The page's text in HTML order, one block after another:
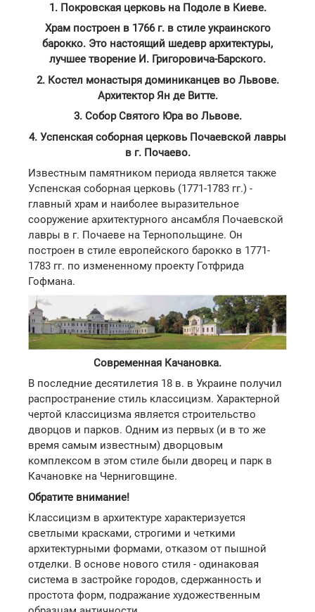
1. Покровская церковь на Подоле в Киеве.
Храм построен в 1766 г. в стиле украинского
барокко. Это настоящий шедевр архитектуры,
лучшее творение И. Григоровича-Барского.
2. Костел монастыря доминиканцев во Львове.
Архитектор Ян де Витте.
3. Собор Святого Юра во Львове.
4. Успенская соборная церковь Почаевской лавры
в г. Почаево.
Известным памятником периода является также
Успенская соборная церковь (1771-1783 гг.) -
главный храм и наиболее выразительное
сооружение архитектурного ансамбля Почаевской
лавры в г. Почаеве на Тернопольщине. Он
построен в стиле европейского барокко в 1771-
1783 гг. по измененному проекту Готфрида
Гофмана.
Современная Качановка.
В последние десятилетия 18 в. в Украине получил
распространение стиль классицизм. Характерной
чертой классицизма является строительство
дворцов и парков. Одним из первых (и в то же
время самым известным) дворцовым
комплексом в этом стиле были дворец и парк в
Качановке на Черниговщине.
Обратите внимание!
Классицизм в архитектуре характеризуется
светлыми красками, строгими и четкими
архитектурными формами, отказом от пышной
отделки. В основе нового стиля - одинаковая
система в застройке городов, сдержанность и
простота форм, подражание художественным